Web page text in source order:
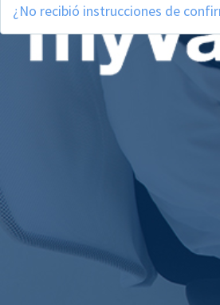
¿No recibió instrucciones de